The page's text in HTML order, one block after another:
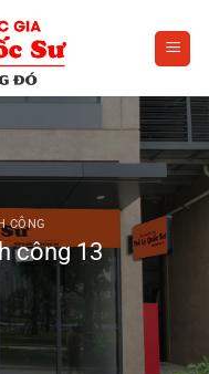
CÔNG
công 13